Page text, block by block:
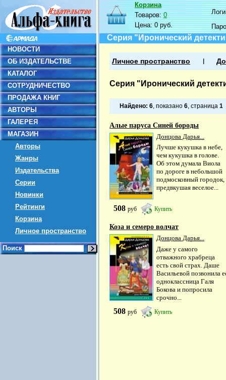
НОВОСТИ
ОБ ИЗДАТЕЛЬСТВЕ
КАТАЛОГ
СОТРУДНИЧЕСТВО
ПРОДАЖА КНИГ
АВТОРЫ
ГАЛЕРЕЯ
МАГАЗИН
Авторы
Жанры
Издательства
Серии
Новинки
Рейтинги
Корзина
Личное пространство
Поиск
Корзина
Товаров:0
Цена:0 руб.
Серия "Иронический
Личное пространство
Серия "Иронический
Найдено: 6, показано 6, страница 1
Алые паруса Синей бороды
Донцова Дарья...
Лучше кукушка в небе,
чем кукушка в голове.
Об этом думала Виола
по дороге в небольшой
подмосковный городок,
предвкушая веселое...
508 руб Купить
Коза и семеро волчат
Донцова Дарья...
Даже у самого
отважного храбреца
есть свой страх. Даше
Васильевой позвонила
одноклассница Галя
Бокова и попросила
срочно...
508 руб Купить